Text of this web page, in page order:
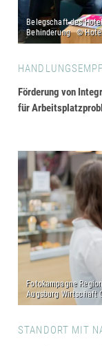
Förderung von
für
STANDORT MIT